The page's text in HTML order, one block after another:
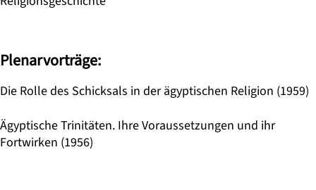
Plenarvorträge:
Die Rolle des Schicksals in der ägyptischen Religion (1959)
Ägyptische Trinitäten. Ihre Voraussetzungen und ihr
Fortwirken (1956)